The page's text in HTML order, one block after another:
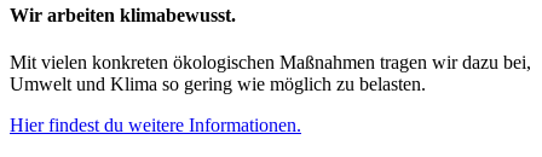
Wir arbeiten klimabewusst.
Mit vielen konkreten ökologischen Maßnahmen tragen wir dazu bei,
Umwelt und Klima so gering wie möglich zu belasten.
Hier findest du weitere Informationen.